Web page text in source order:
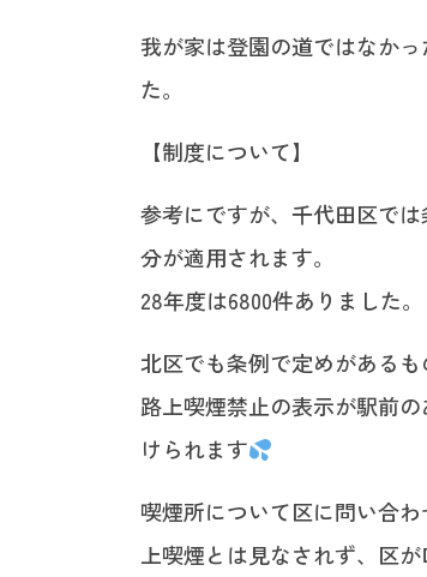
我が家は登園の道ではなか
た。
【制度について】
参考にですが、千代田区で
分が適用されます。
28年度は6800件ありました。
北区でも条例で定めがあるも
路上喫煙禁止の表示が駅前
けられます
喫煙所について区に問い合
上喫煙とは見なされず、区が